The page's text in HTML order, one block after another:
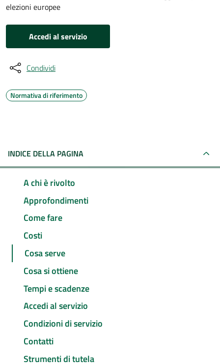
elezioni europee
Accedi al servizio
Condividi
Normativa di riferimento
INDICE DELLA PAGINA
A chi è rivolto
Approfondimenti
Come fare
Costi
Cosa serve
Cosa si ottiene
Tempi e scadenze
Accedi al servizio
Condizioni di servizio
Contatti
Strumenti di tutela